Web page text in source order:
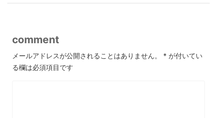
comment
メールアドレスが公開されることはありません。 * が付いてい
る欄は必須項目です